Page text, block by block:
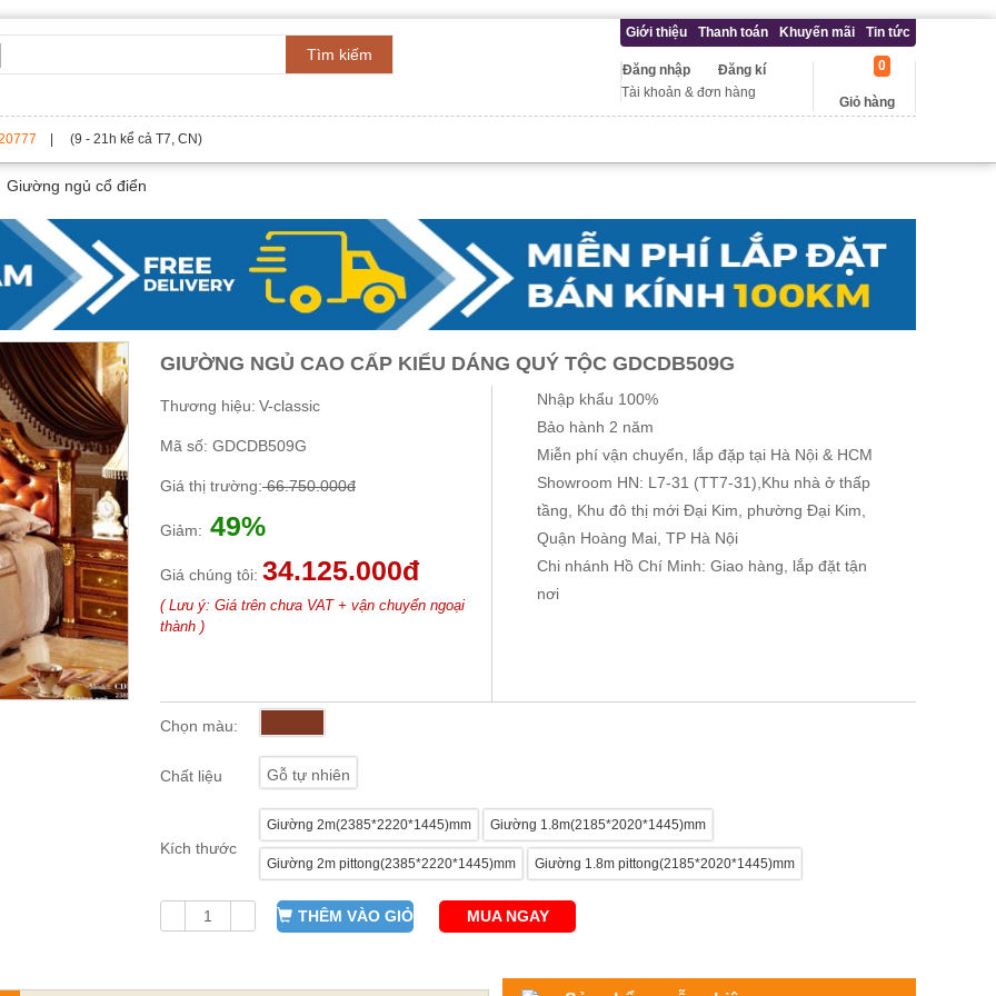
Tìm kiếm
Giới thiệu Thanh toán Khuyến mãi Tin tức
Đăng kí
Đăng nhập
Tài khoản & đơn hàng
Giỏ hàng
0
| (9 - 21h kể cả T7, CN)
Giường ngủ cổ điển
GIƯỜNG NGỦ CAO CẤP KIỂU DÁNG QUÝ TỘC GDCDB509G
Thương hiệu: V-classic
Mã số: GDCDB509G
Giá thị trường:66.750.000đ
Giảm: 49%
Giá chúng tôi: 34.125.000đ
( Lưu ý: Giá trên chưa VAT + vận chuyển ngoại
thành )
Nhập khẩu 100%
Bảo hành 2 năm
Miễn phí vận chuyển, lắp đặp tại Hà Nội & HCM
Showroom HN: L7-31 (TT7-31),Khu nhà ở thấp
tầng, Khu đô thị mới Đại Kim, phường Đại Kim,
Quận Hoàng Mai, TP Hà Nội
Chi nhánh Hồ Chí Minh: Giao hàng, lắp đặt tận
nơi
Chọn màu:
Chất liệu Gỗ tự nhiên
Kích thước
Giường 2m(2385*2220*1445)mm Giường 1.8m(2185*2020*1445)mm
Giường 2m pittong(2385*2220*1445)mm Giường 1.8m pittong(2185*2020*1445)mm
THÊM VÀO GIỎ MUA NGAY